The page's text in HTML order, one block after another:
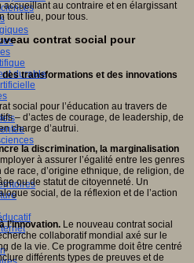
durable
accueillant au contraire et en élargissant
tout lieu, pour tous.
contrat social pour
transformations et des innovations
social pour l’éducation au travers de
– d’actes de courage, de leadership, de
charge d’autrui.
la discrimination, la marginalisation
à assurer l’égalité entre les genres
race, d’origine ethnique, de religion, de
ou de statut de citoyenneté. Un
social, de la réflexion et de l’action
l’innovation. Le nouveau contrat social
collaboratif mondial axé sur le
de la vie. Ce programme doit être centré
différents types de preuves et de